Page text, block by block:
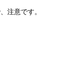
注意です。